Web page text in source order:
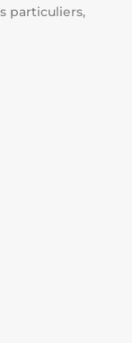
particuliers,